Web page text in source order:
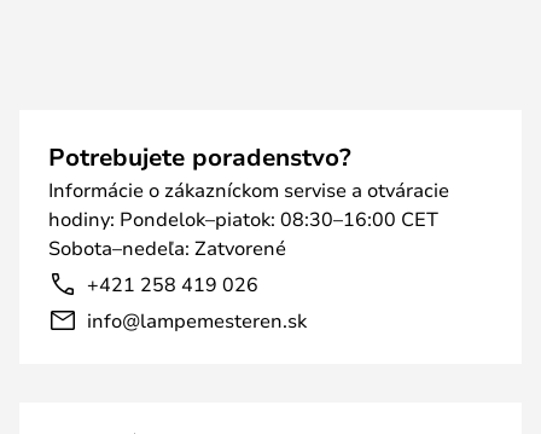
Potrebujete poradenstvo?
Informácie o zákazníckom servise a otváracie
hodiny: Pondelok–piatok: 08:30–16:00 CET
Sobota–nedeľa: Zatvorené
+421 258 419 026
info@lampemesteren.sk